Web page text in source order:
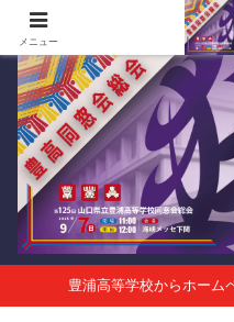
第125回山口県立豊浦
豊浦高等学校からホーム
メニュー